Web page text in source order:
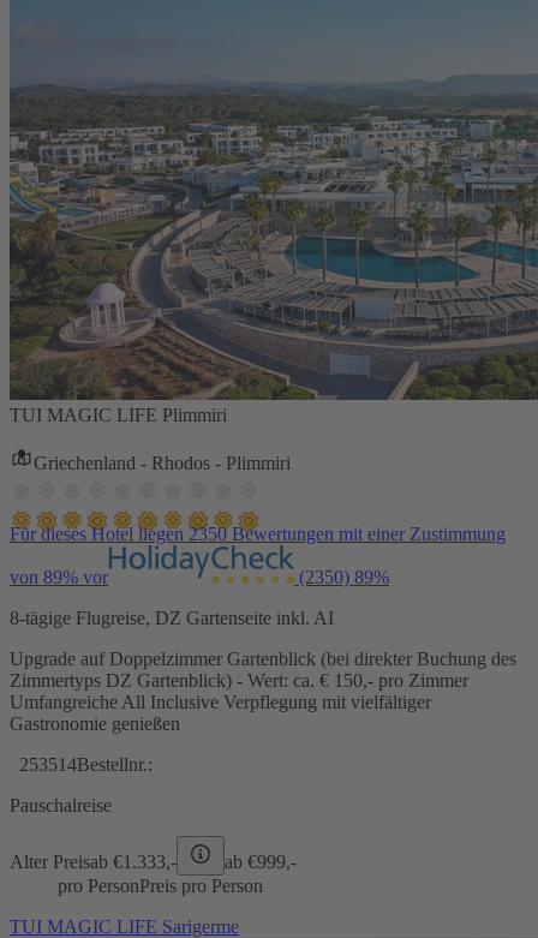
TUI MAGIC LIFE Plimmiri
Griechenland - Rhodos - Plimmiri
Für dieses Hotel liegen 2350 Bewertungen mit einer Zustimmung
von 89% vor (2350) 89%
8-tägige Flugreise, DZ Gartenseite inkl. AI
Upgrade auf Doppelzimmer Gartenblick (bei direkter Buchung des
Zimmertyps DZ Gartenblick) - Wert: ca. € 150,- pro Zimmer
Umfangreiche All Inclusive Verpflegung mit vielfältiger
Gastronomie genießen
253514Bestellnr.:
Pauschalreise
Alter Preisab €1.333,- ab €999,-
pro PersonPreis pro Person
TUI MAGIC LIFE Sarigerme